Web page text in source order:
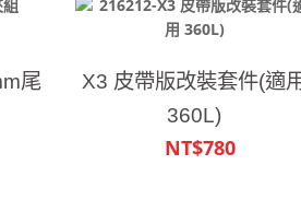
尾
X3 皮帶版改裝套件(適
360L)
NT$780